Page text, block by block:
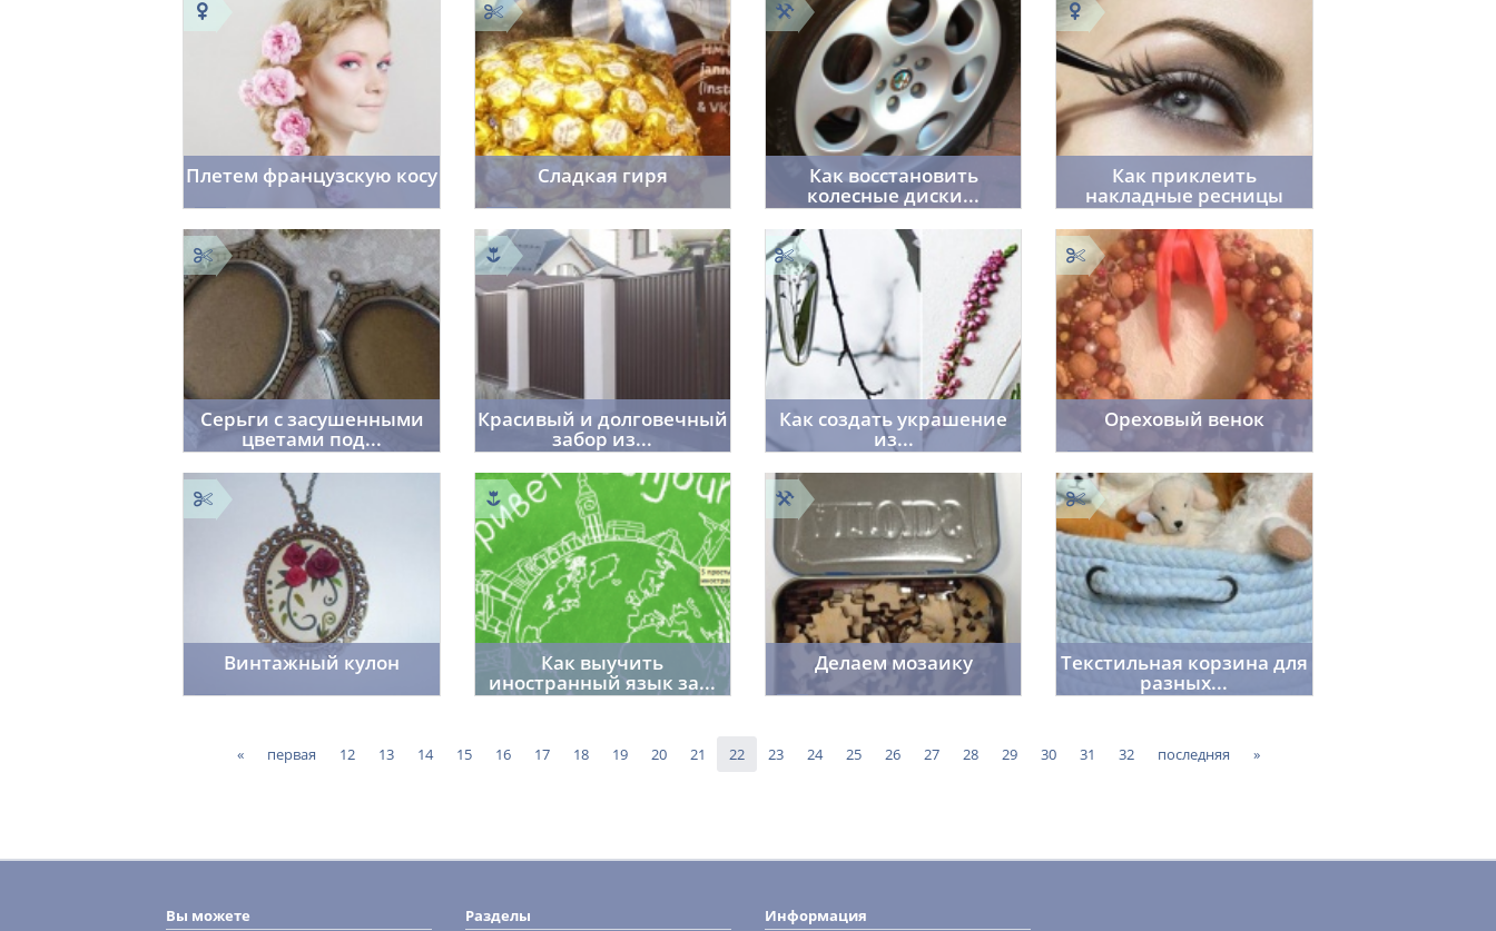
Плетем французскую косу
03.06.2014
Сладкая гиря
01.06.2014
28092
Как восстановить
колесные диски...
01.06.2014
3952
Как приклеить
накладные ресницы
f_fr0st7
29.05.2014
1536
Серьги с засушенными
цветами под...
Cordelia
29.05.2014
Красивый и долговечный
забор из...
room402
29.05.2014
0
4692
Как создать украшение
из...
28.05.2014
3
12650
Ореховый венок
28.05.2014
2605
Винтажный кулон Как выучить
иностранный язык за...
Делаем мозаику Текстильная корзина для
разных...
« первая 12 13 14 15 16 17 18 19 20 21 22 23 24 25 26 27 28 29 30 31 32 последняя »
Вы можете Разделы Информация